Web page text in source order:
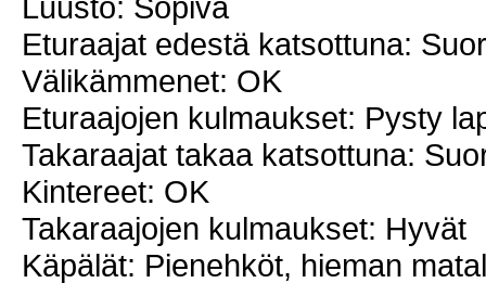
Eturaajat edestä katsottuna:
Välikämmenet: OK
Eturaajojen kulmaukset: Pysty
Takaraajat takaa katsottuna:
Kintereet: OK
Takaraajojen kulmaukset: Hyvät
Käpälät: Pienehköt, hieman